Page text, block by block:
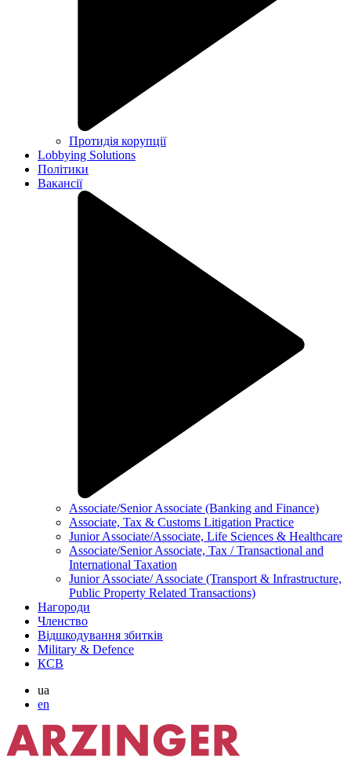
Протидія корупції
Lobbying Solutions
Політики
Вакансії
Associate/Senior Associate (Banking and Finance)
Associate, Tax & Customs Litigation Practice
Junior Associate/Associate, Life Sciences & Healthcare
Associate/Senior Associate, Tax / Transactional and
International Taxation
Junior Associate/ Associate (Transport & Infrastructure,
Public Property Related Transactions)
Нагороди
Членство
Відшкодування збитків
Military & Defence
КСВ
ua
en